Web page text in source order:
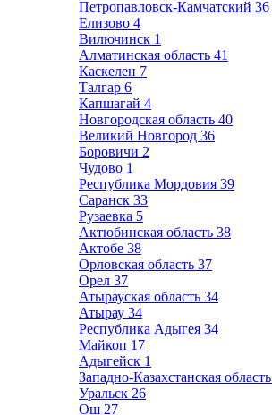
Петропавловск-Камчатский 36
Елизово 4
Вилючинск 1
Алматинская область 41
Каскелен 7
Талгар 6
Капшагай 4
Новгородская область 40
Великий Новгород 36
Боровичи 2
Чудово 1
Республика Мордовия 39
Саранск 33
Рузаевка 5
Актюбинская область 38
Актобе 38
Орловская область 37
Орел 37
Атырауская область 34
Атырау 34
Республика Адыгея 34
Майкоп 17
Адыгейск 1
Западно-Казахстанская область
Уральск 26
Ош 27